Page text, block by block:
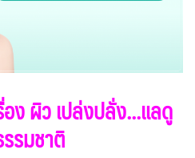
ง ผิว เปล่งปลั่ง...แลดู
รมชาติ